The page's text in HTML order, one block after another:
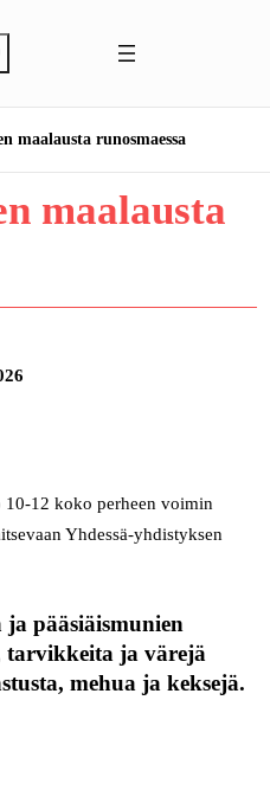
maalausta runosmaessa
maalausta
12 koko perheen voimin
Yhdessä-yhdistyksen
ja pääsiäismunien
ja värejä
mehua ja keksejä.